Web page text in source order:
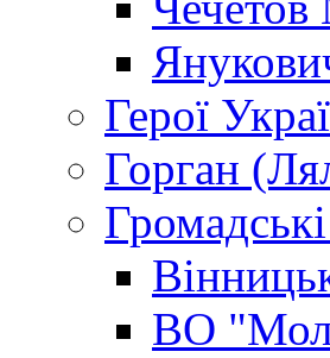
Герої
Горган
Громадські
ВО